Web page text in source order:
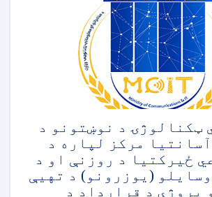
ټکنالوژۍ د نوښتونو د
مرکز لپاره د
ځیرکتیا د روزنې او د
(یوزرونو) د تهيې
پروژې د قرارداد د